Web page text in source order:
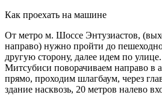
Как проехать на машине
От метро м. Шоссе Энтузиастов,
направо) нужно пройти до
другую сторону, далее идем по
Митсубиси поворачиваем направо в
прямо, проходим шлагбаум, через
здание насквозь, 20 метров налево